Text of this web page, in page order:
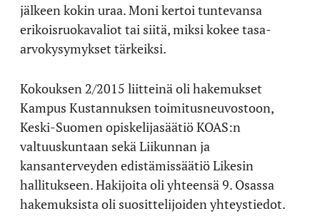
jälkeen kokin uraa. Moni kertoi tuntevansa
erikoisruokavaliot tai siitä, miksi kokee tasa-
arvokysymykset tärkeiksi.
Kokouksen 2/2015 liitteinä oli hakemukset
Kampus Kustannuksen toimitusneuvostoon,
Keski-Suomen opiskelijasäätiö KOAS:n
valtuuskuntaan sekä Liikunnan ja
kansanterveyden edistämissäätiö Likesin
hallitukseen. Hakijoita oli yhteensä 9. Osassa
hakemuksista oli suosittelijoiden yhteystiedot.